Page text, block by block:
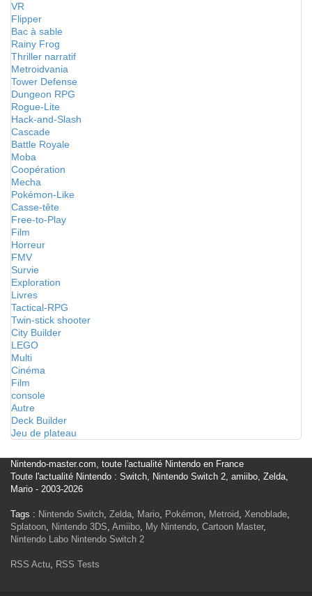
VR
Flipper
Bac à sable
Rainy Frog
Thriller narratif
Metroidvania
Tower Defense
Dungeon RPG
Rogue-Lite
Hack-and-Slash
Cascade
Battle Royale
Moba
Coopération
Mecha
Pokémon-Like
Casse-tête
Free-to-Play
Film
Horreur
FMV
Survie
Exploration
Livres
Tactical-RPG
Twin-stick shooter
City Builder
LEGO
Multi
Cinéma
Film
console
Autre
Deck Builder
Jeu de plateau
Nintendo-master.com, toute l'actualité Nintendo en France
Toute l'actualité Nintendo : Switch, Nintendo Switch 2, amiibo, Zelda,
Mario - 2003-2026
Tags : Nintendo Switch, Zelda, Mario, Pokémon, Metroid, Xenoblade,
Splatoon, Nintendo 3DS, Amiibo, My Nintendo, Cartoon Master,
Nintendo Labo Nintendo Switch 2
RSS Actu, RSS Tests